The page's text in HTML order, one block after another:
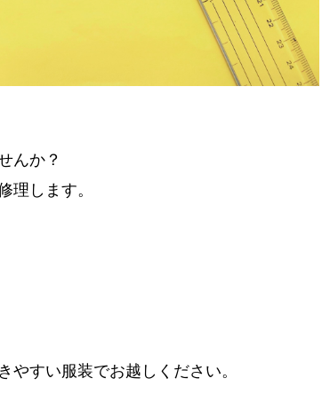
んか？
理します。
やすい服装でお越しください。